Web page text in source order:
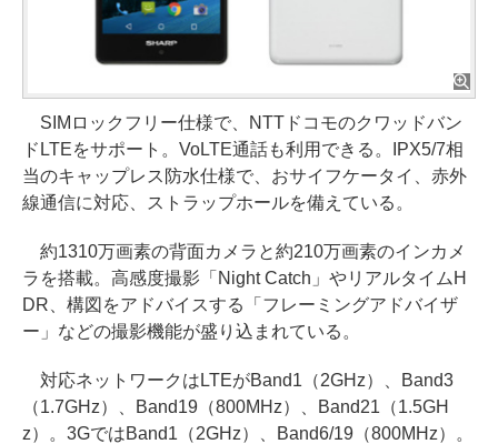
SIMロックフリー仕様で、NTTドコモのクワッドバン
ドLTEをサポート。VoLTE通話も利用できる。IPX5/7相
当のキャップレス防水仕様で、おサイフケータイ、赤外
線通信に対応、ストラップホールを備えている。
約1310万画素の背面カメラと約210万画素のインカメ
ラを搭載。高感度撮影「Night Catch」やリアルタイムH
DR、構図をアドバイスする「フレーミングアドバイザ
ー」などの撮影機能が盛り込まれている。
対応ネットワークはLTEがBand1（2GHz）、Band3
（1.7GHz）、Band19（800MHz）、Band21（1.5GH
z）。3GではBand1（2GHz）、Band6/19（800MHz）。